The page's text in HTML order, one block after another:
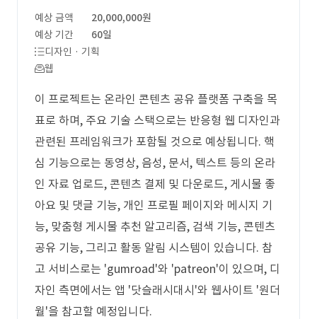
예상 금액
20,000,000원
예상 기간
60일
디자인 · 기획
웹
이 프로젝트는 온라인 콘텐츠 공유 플랫폼 구축을 목
표로 하며, 주요 기술 스택으로는 반응형 웹 디자인과
관련된 프레임워크가 포함될 것으로 예상됩니다. 핵
심 기능으로는 동영상, 음성, 문서, 텍스트 등의 온라
인 자료 업로드, 콘텐츠 결제 및 다운로드, 게시물 좋
아요 및 댓글 기능, 개인 프로필 페이지와 메시지 기
능, 맞춤형 게시물 추천 알고리즘, 검색 기능, 콘텐츠
공유 기능, 그리고 활동 알림 시스템이 있습니다. 참
고 서비스로는 'gumroad'와 'patreon'이 있으며, 디
자인 측면에서는 앱 '닷슬래시대시'와 웹사이트 '원더
월'을 참고할 예정입니다.